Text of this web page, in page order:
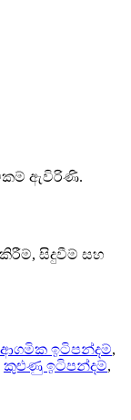
ඇවිරිණි.
කිරීම්, සිදුවීම් සහ
ආගමික ඉටිපන්දම්,
කුළුණු ඉටිපන්දම්,